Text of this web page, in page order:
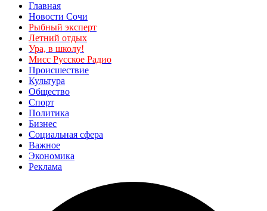
Главная
Новости Сочи
Рыбный эксперт
Летний отдых
Ура, в школу!
Мисс Русское Радио
Происшествие
Культура
Общество
Спорт
Политика
Бизнес
Социальная сфера
Важное
Экономика
Реклама